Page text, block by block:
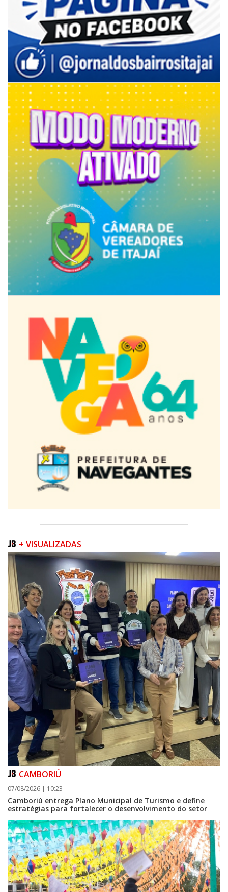
08/08/2026 | 07:00
8º Capoezade promove semana de oficinas gratuitas e atividades
culturais em Itajaí
GERAL
Univali e Câmara de Vereadores de Itajaí reúnem especialistas para
discutir políticas públicas e inovação
BALNEÁRIO CAMBORIÚ
08/08/2026 | 07:00
Teatro Bruno Nitz terá concerto “Rock ao Piano” neste sábado
BALNEÁRIO CAMBORIÚ
08/08/2026 | 07:00
Setor judicial de medicamentos de BC estará fechado nos dias 10 e 11 de
agosto para realização de inventário
+ VISUALIZADAS
CAMBORIÚ
07/08/2026 | 10:23
Camboriú entrega Plano Municipal de Turismo e define
estratégias para fortalecer o desenvolvimento do setor